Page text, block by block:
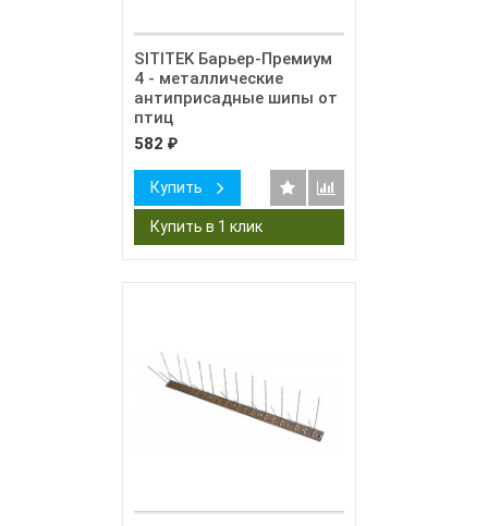
SITITEK Барьер-Премиум
4 - металлические
антиприсадные шипы от
птиц
582 ₽
Купить